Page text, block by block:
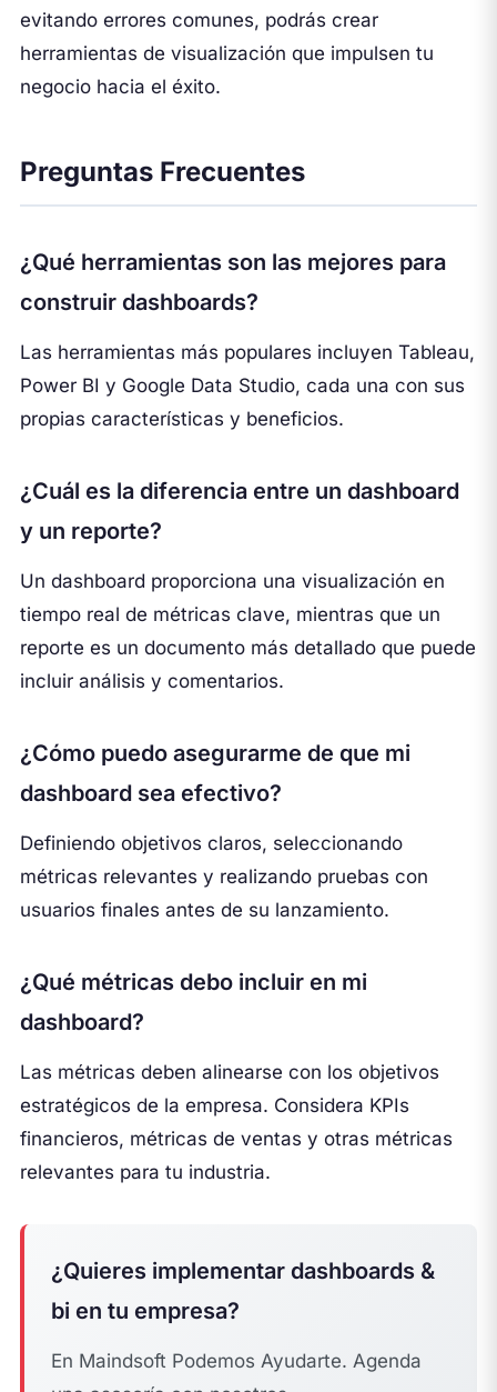
evitando errores comunes, podrás crear
herramientas de visualización que impulsen tu
negocio hacia el éxito.
Preguntas Frecuentes
¿Qué herramientas son las mejores para
construir dashboards?
Las herramientas más populares incluyen Tableau,
Power BI y Google Data Studio, cada una con sus
propias características y beneficios.
¿Cuál es la diferencia entre un dashboard
y un reporte?
Un dashboard proporciona una visualización en
tiempo real de métricas clave, mientras que un
reporte es un documento más detallado que puede
incluir análisis y comentarios.
¿Cómo puedo asegurarme de que mi
dashboard sea efectivo?
Definiendo objetivos claros, seleccionando
métricas relevantes y realizando pruebas con
usuarios finales antes de su lanzamiento.
¿Qué métricas debo incluir en mi
dashboard?
Las métricas deben alinearse con los objetivos
estratégicos de la empresa. Considera KPIs
financieros, métricas de ventas y otras métricas
relevantes para tu industria.
¿Quieres implementar dashboards &
bi en tu empresa?
En Maindsoft Podemos Ayudarte. Agenda